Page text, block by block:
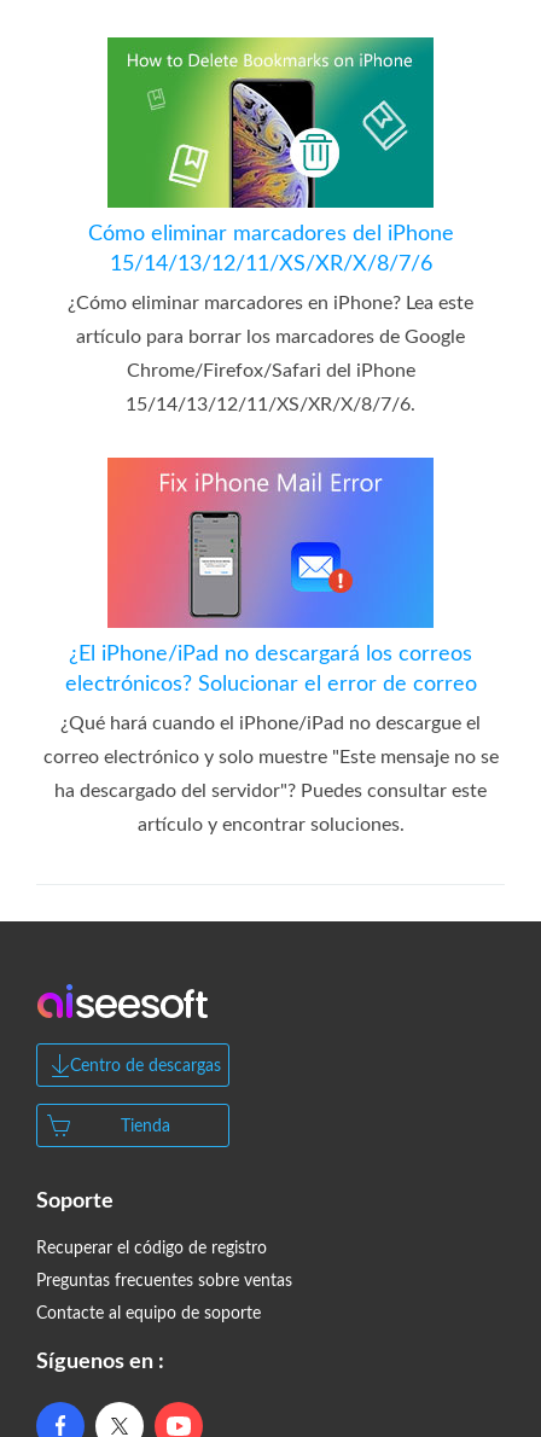
Cómo eliminar marcadores del iPhone
15/14/13/12/11/XS/XR/X/8/7/6
¿Cómo eliminar marcadores en iPhone? Lea este
artículo para borrar los marcadores de Google
Chrome/Firefox/Safari del iPhone
15/14/13/12/11/XS/XR/X/8/7/6.
¿El iPhone/iPad no descargará los correos
electrónicos? Solucionar el error de correo
¿Qué hará cuando el iPhone/iPad no descargue el
correo electrónico y solo muestre "Este mensaje no se
ha descargado del servidor"? Puedes consultar este
artículo y encontrar soluciones.
Centro de descargas
Tienda
Soporte
Recuperar el código de registro
Preguntas frecuentes sobre ventas
Contacte al equipo de soporte
Síguenos en :